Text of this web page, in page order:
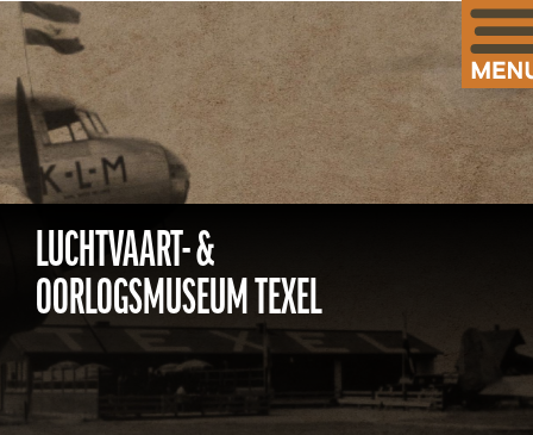
LUCHTVAART- &
OORLOGSMUSEUM TEXEL